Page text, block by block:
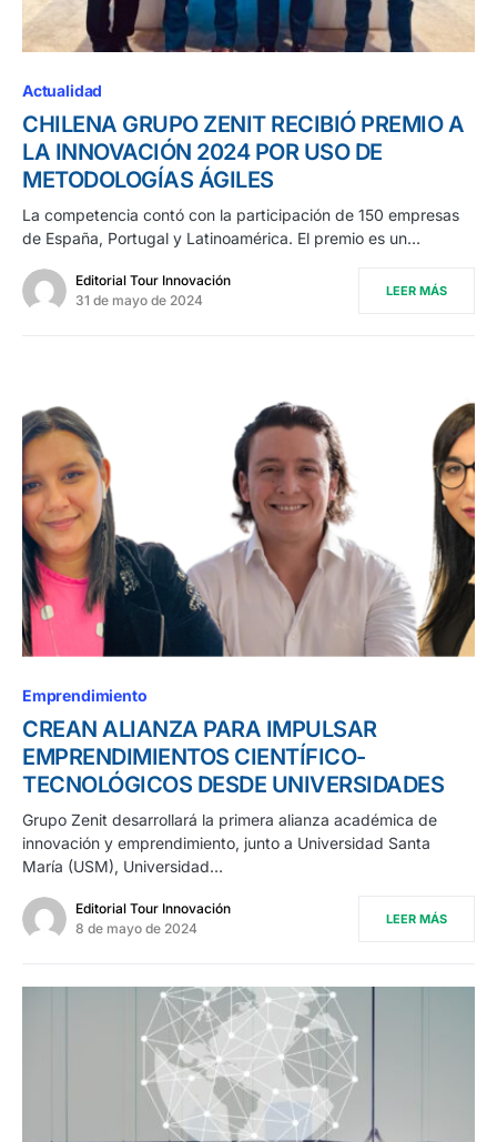
Actualidad
CHILENA GRUPO ZENIT RECIBIÓ PREMIO A
LA INNOVACIÓN 2024 POR USO DE
METODOLOGÍAS ÁGILES
La competencia contó con la participación de 150 empresas
de España, Portugal y Latinoamérica. El premio es un…
Editorial Tour Innovación
31 de mayo de 2024
LEER MÁS
Emprendimiento
CREAN ALIANZA PARA IMPULSAR
EMPRENDIMIENTOS CIENTÍFICO-
TECNOLÓGICOS DESDE UNIVERSIDADES
Grupo Zenit desarrollará la primera alianza académica de
innovación y emprendimiento, junto a Universidad Santa
María (USM), Universidad…
Editorial Tour Innovación
8 de mayo de 2024
LEER MÁS